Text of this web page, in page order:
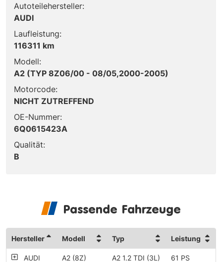
Autoteilehersteller:
AUDI
Laufleistung:
116311 km
Modell:
A2 (TYP 8Z06/00 - 08/05,2000-2005)
Motorcode:
NICHT ZUTREFFEND
OE-Nummer:
6Q0615423A
Qualität:
B
Passende Fahrzeuge
Hersteller Modell Typ Leistung
AUDI A2 (8Z) A2 1.2 TDI (3L) 61 PS